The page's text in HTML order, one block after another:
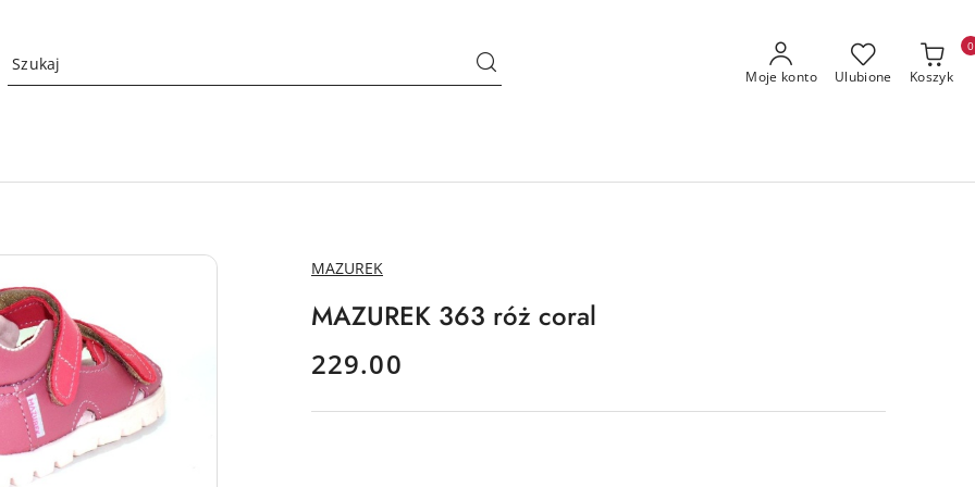
Moje konto Ulubione Koszyk
0
NAZWA
PRODUCENTA:
MAZUREK
MAZUREK 363 róż coral
cena:
229.00